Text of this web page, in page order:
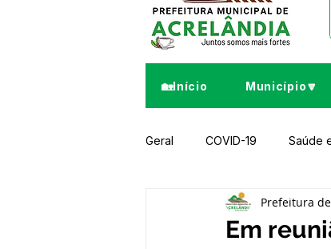
🏡Início Município🔽
Geral COVID-19 Saúde
Infraestrutura e Obras
Em
Prefeitura